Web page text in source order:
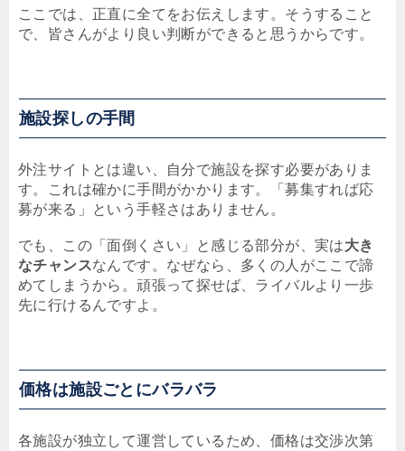
ここでは、正直に全てをお伝えします。そうすること
で、皆さんがより良い判断ができると思うからです。
施設探しの手間
外注サイトとは違い、自分で施設を探す必要がありま
す。これは確かに手間がかかります。「募集すれば応
募が来る」という手軽さはありません。
でも、この「面倒くさい」と感じる部分が、実は大き
なチャンスなんです。なぜなら、多くの人がここで諦
めてしまうから。頑張って探せば、ライバルより一歩
先に行けるんですよ。
価格は施設ごとにバラバラ
各施設が独立して運営しているため、価格は交渉次第